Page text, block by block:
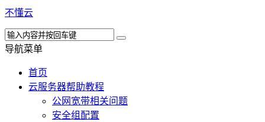
不懂云
导航菜单
首页
云服务器帮助教程
公网宽带相关问题
安全组配置